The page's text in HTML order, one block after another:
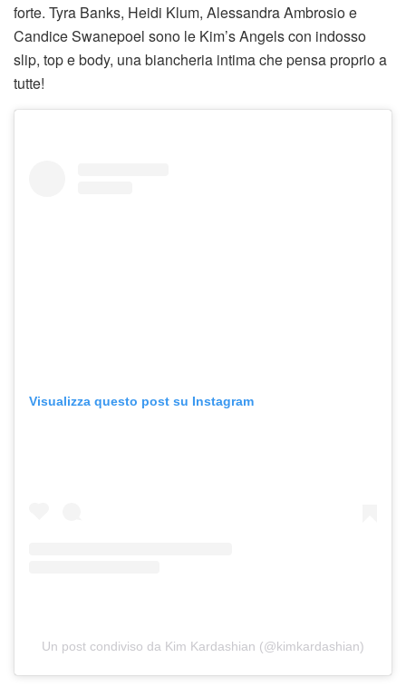
forte. Tyra Banks, Heidi Klum, Alessandra Ambrosio e
Candice Swanepoel sono le Kim’s Angels con indosso
slip, top e body, una biancheria intima che pensa proprio a
tutte!
Visualizza questo post su Instagram
Un post condiviso da Kim Kardashian (@kimkardashian)